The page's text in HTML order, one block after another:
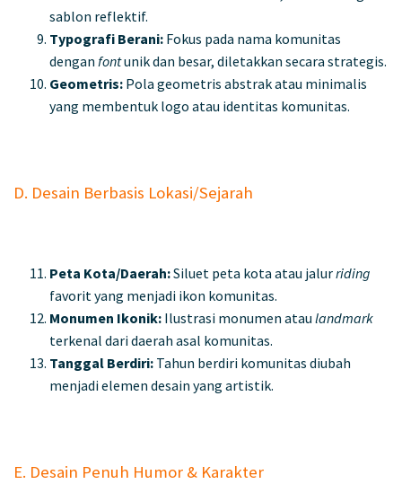
sablon reflektif.
Typografi Berani: Fokus pada nama komunitas
dengan fontunik dan besar, diletakkan secara strategis.
Geometris: Pola geometris abstrak atau minimalis
yang membentuk logo atau identitas komunitas.
D. Desain Berbasis Lokasi/Sejarah
Peta Kota/Daerah:Siluet peta kota atau jalurriding
favorit yang menjadi ikon komunitas.
Monumen Ikonik: Ilustrasi monumen atau landmark
terkenal dari daerah asal komunitas.
Tanggal Berdiri: Tahun berdiri komunitas diubah
menjadi elemen desain yang artistik.
E. Desain Penuh Humor & Karakter